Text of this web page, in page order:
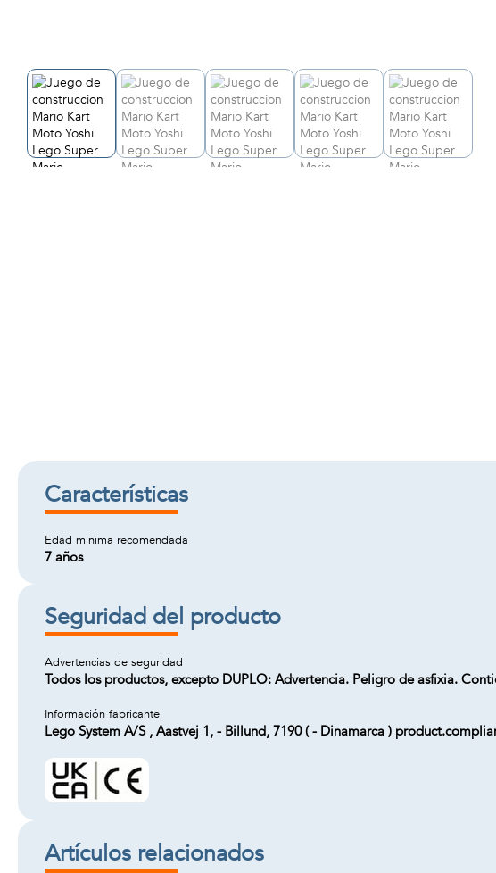
Características
Edad minima recomendada
7 años
Seguridad del producto
Advertencias de seguridad
Todos los productos, excepto DUPLO: Advertencia. Peligro de asfixia.
Información fabricante
Lego System A/S , Aastvej 1, - Billund, 7190 ( - Dinamarca )
Artículos relacionados